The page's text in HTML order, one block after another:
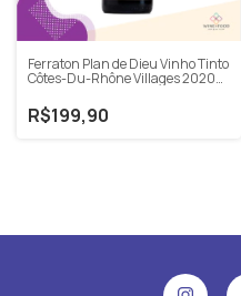
Ferraton Plan de Dieu Vinho Tinto
Côtes-Du-Rhône Villages 2020
R$199,90